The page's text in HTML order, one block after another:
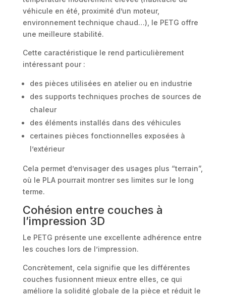
véhicule en été, proximité d’un moteur,
environnement technique chaud…), le PETG offre
une meilleure stabilité.
Cette caractéristique le rend particulièrement
intéressant pour :
des pièces utilisées en atelier ou en industrie
des supports techniques proches de sources de
chaleur
des éléments installés dans des véhicules
certaines pièces fonctionnelles exposées à
l’extérieur
Cela permet d’envisager des usages plus “terrain”,
où le PLA pourrait montrer ses limites sur le long
terme.
Cohésion entre couches à
l’impression 3D
Le PETG présente une excellente adhérence entre
les couches lors de l’impression.
Concrètement, cela signifie que les différentes
couches fusionnent mieux entre elles, ce qui
améliore la solidité globale de la pièce et réduit le